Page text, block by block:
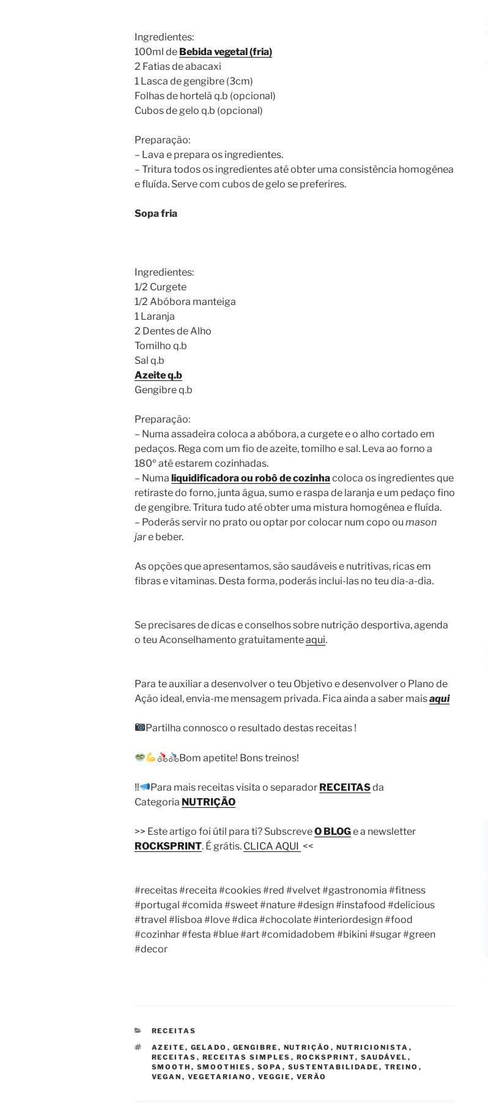
Ingredientes:
100ml de Bebida vegetal (fria)
2 Fatias de abacaxi
1 Lasca de gengibre (3cm)
Folhas de hortelã q.b (opcional)
Cubos de gelo q.b (opcional)
Preparação:
– Lava e prepara os ingredientes.
– Tritura todos os ingredientes até obter uma consistência homogénea
e fluída. Serve com cubos de gelo se preferires.
Sopa fria
Ingredientes:
1/2 Curgete
1/2 Abóbora manteiga
1 Laranja
2 Dentes de Alho
Tomilho q.b
Sal q.b
Azeite q.b
Gengibre q.b
Preparação:
– Numa assadeira coloca a abóbora, a curgete e o alho cortado em
pedaços. Rega com um fio de azeite, tomilho e sal. Leva ao forno a
180º até estarem cozinhadas.
– Numa liquidificadora ou robô de cozinhacoloca os ingredientes que
retiraste do forno, junta água, sumo e raspa de laranja e um pedaço fino
de gengibre. Tritura tudo até obter uma mistura homogénea e fluída.
– Poderás servir no prato ou optar por colocar num copo ou mason
jare beber.
As opções que apresentamos, são saudáveis e nutritivas, ricas em
fibras e vitaminas. Desta forma, poderás inclui-las no teu dia-a-dia.
Se precisares de dicas e conselhos sobre nutrição desportiva, agenda
o teu Aconselhamento gratuitamenteaqui.
Para te auxiliar a desenvolver o teu Objetivo e desenvolver o Plano de
Ação ideal, envia-me mensagem privada. Fica ainda a saber maisaqui
Partilha connosco o resultado destas receitas !
Bom apetite! Bons treinos!
‼ Para mais receitas visita o separador RECEITASda
Categoria NUTRIÇÃO
>> Este artigo foi útil para ti? SubscreveO BLOGe a newsletter
ROCKSPRINT. É grátis. CLICA AQUI <<
#receitas #receita #cookies #red #velvet #gastronomia #fitness
#portugal #comida #sweet #nature #design #instafood #delicious
#travel #lisboa #love #dica #chocolate #interiordesign #food
#cozinhar #festa #blue #art #comidadobem #bikini #sugar #green
#decor
CATEGORIAS
RECEITAS
ETIQUETAS
AZEITE , GELADO , GENGIBRE , NUTRIÇÃO , NUTRICIONISTA ,
RECEITAS , RECEITAS SIMPLES , ROCKSPRINT, SAUDÁVEL ,
SMOOTH , SMOOTHIES , SOPA , SUSTENTABILIDADE , TREINO ,
VEGAN , VEGETARIANO , VEGGIE , VERÃO